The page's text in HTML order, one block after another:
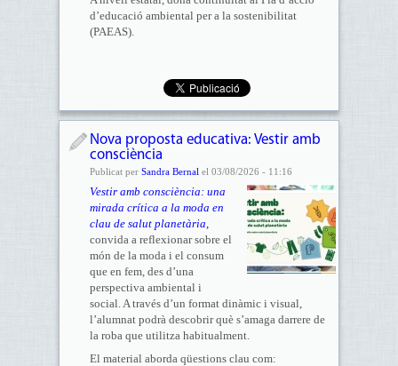
d’educació ambiental per a la sostenibilitat
(PAEAS).
Nova proposta educativa: Vestir amb
consciència
Publicat per Sandra Bernal el 03/08/2026 - 11:16
Vestir amb consciència: una
mirada crítica a la moda en
clau de salut planetària,
convida a reflexionar sobre el
món de la moda i el consum
que en fem, des d’una
perspectiva ambiental i
social. A través d’un format dinàmic i visual,
l’alumnat podrà descobrir què s’amaga darrere de
la roba que utilitza habitualment.
El material aborda qüestions clau com: